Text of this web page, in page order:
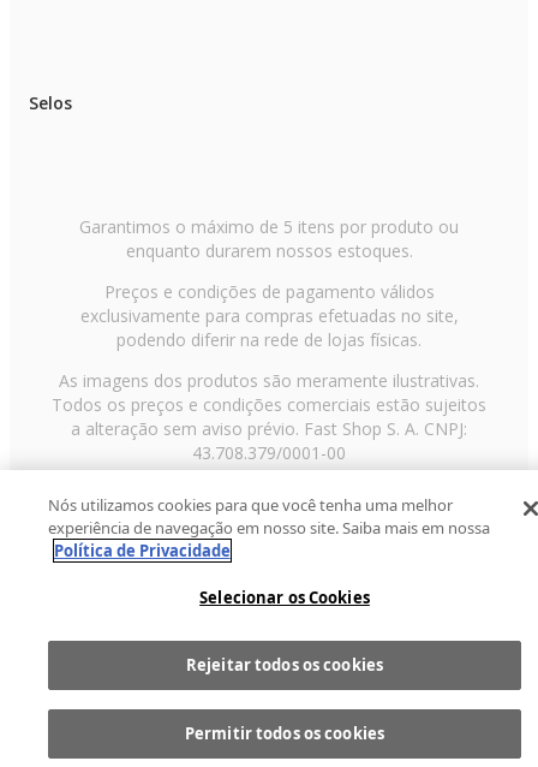
Comprar
Selos
Garantimos o máximo de 5 itens por produto ou
enquanto durarem nossos estoques.
Preços e condições de pagamento válidos
exclusivamente para compras efetuadas no site,
podendo diferir na rede de lojas físicas.
As imagens dos produtos são meramente ilustrativas.
Todos os preços e condições comerciais estão sujeitos
a alteração sem aviso prévio. Fast Shop S. A. CNPJ:
43.708.379/0001-00
Avenida Zaki Narchi, nº 1650, sobreloja, Carandiru, São
Paulo/SP, CEP 02029-001, Telefone: 11 3003-3728 ©
2013 Fast Shop - Todos os direitos reservadosRF
Nós utilizamos cookies para que você tenha uma melhor
experiência de navegação em nosso site. Saiba mais em nossa
Política de Privacidade
Selecionar os Cookies
Rejeitar todos os cookies
Permitir todos os cookies